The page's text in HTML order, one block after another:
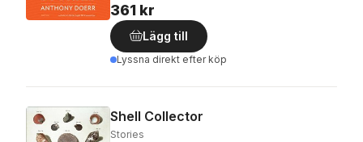
361 kr
Lägg till
Lyssna direkt efter köp
Shell Collector
Stories